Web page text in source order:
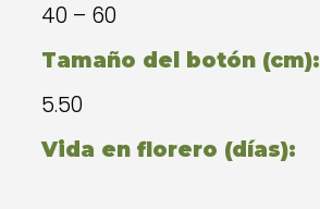
40 – 60
Tamaño del botón (cm):
5.50
Vida en florero (días):